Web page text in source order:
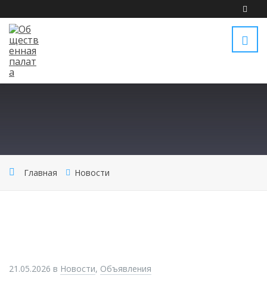
Главная Новости
21.05.2026 в Новости, Объявления